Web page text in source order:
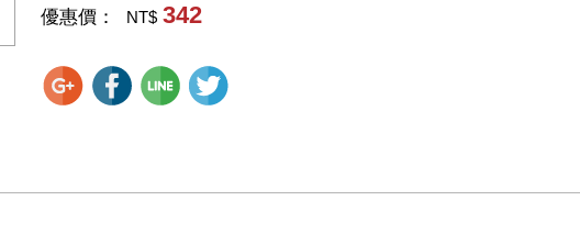
優惠價： NT$ 342